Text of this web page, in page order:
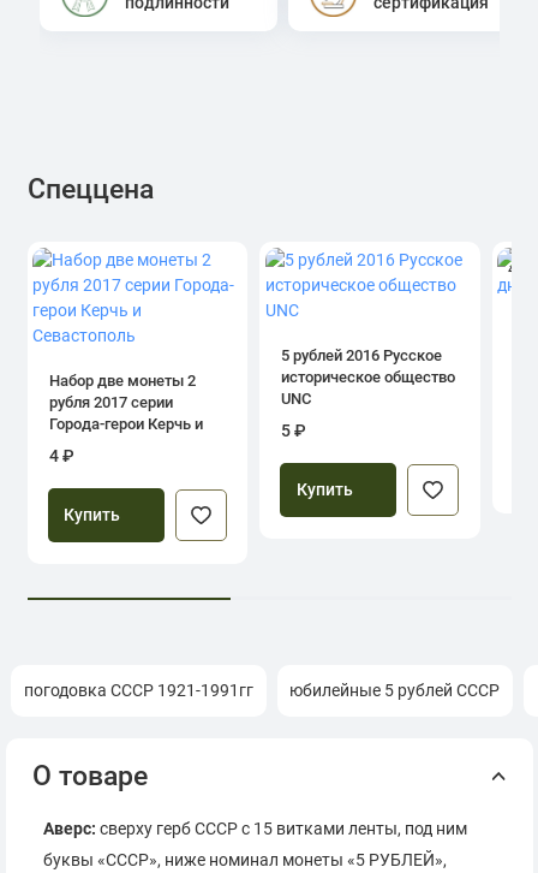
Спеццена
Набор две монеты 2
рубля 2017 серии
Города-герои Керчь и
4 ₽
Купить
5 рублей 2016 Русское
историческое общество
UNC
5 ₽
Купить
4.0
погодовка СССР 1921-1991гг юбилейные 5 рублей СССР
О товаре
Аверс: сверху герб СССР с 15 витками ленты, под ним
буквы «СССР», ниже номинал монеты «5 РУБЛЕЙ»,